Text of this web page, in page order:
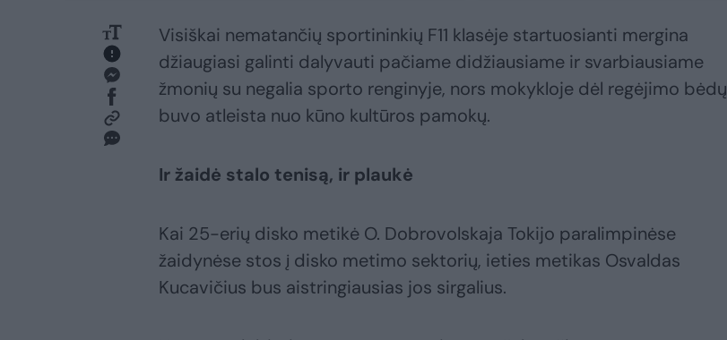
Visiškai nematančių sportininkių F11 klasėje startuosianti mergina
džiaugiasi galinti dalyvauti pačiame didžiausiame ir svarbiausiame
žmonių su negalia sporto renginyje, nors mokykloje dėl regėjimo bėdų
buvo atleista nuo kūno kultūros pamokų.
Ir žaidė stalo tenisą, ir plaukė
Kai 25-erių disko metikė O. Dobrovolskaja Tokijo paralimpinėse
žaidynėse stos į disko metimo sektorių, ieties metikas Osvaldas
Kucavičius bus aistringiausias jos sirgalius.